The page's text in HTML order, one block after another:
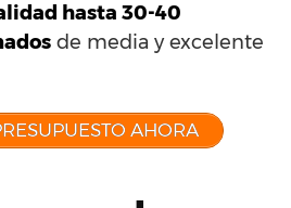
hasta 30-40
de media y excelente
AHORA